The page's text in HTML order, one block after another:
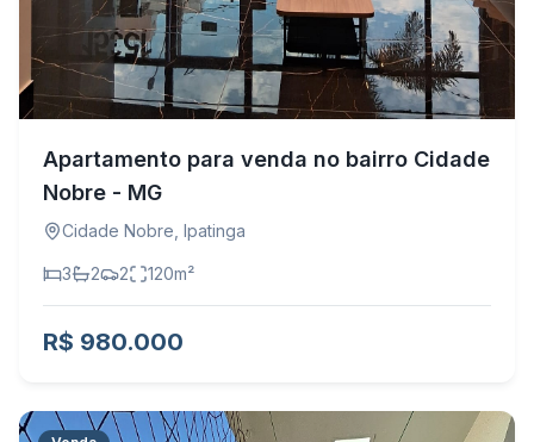
Apartamento para venda no bairro Cidade
Nobre - MG
Cidade Nobre Ipatinga
3 2 2 120m²
R$ 980.000